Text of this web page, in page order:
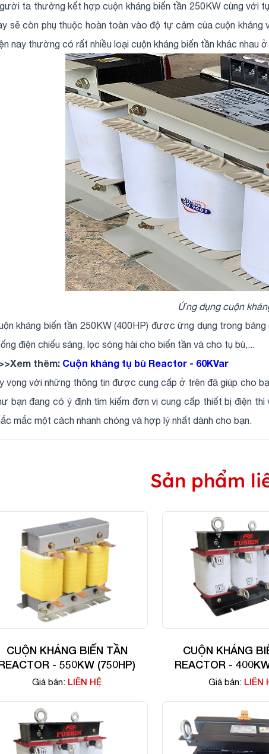
ta thường kết hợp cuộn kháng biến tần 250KW cùng với
sẽ còn phụ thuộc hoàn toàn vào độ tự cảm của cuộn kháng
nay thường có rất nhiều loại cuộn kháng biến tần khác
Ứng dụng cuộn
kháng biến tần 250KW (400HP) được ứng dụng trong
điện chiếu sáng, lọc sóng hài cho biến tần và cho tụ bù,...
thêm: Cuộn kháng tụ bù Reactor - 60KVar
vọng với những thông tin được cung cấp ở trên đã giúp cho
bạn đang có ý định tìm kiếm đơn vị cung cấp thiết bị điện
mắc một cách nhanh chóng và hợp lý nhất dành cho bạn.
Sản phẩm
CUỘN KHÁNG BIẾN TẦN
- 550KW (750HP)
Giá bán: LIÊN HỆ
CUỘN KHÁNG
REACTOR -
Giá bán: LIÊN